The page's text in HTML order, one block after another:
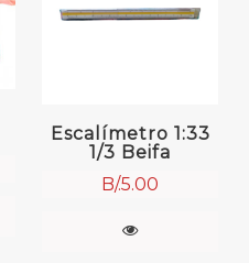
Escalímetro 1:33
1/3 Beifa
B/.5.00